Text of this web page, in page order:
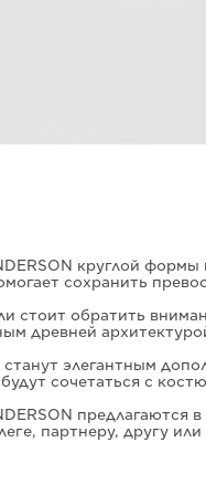
круглой
сохранить
стоит обратить
древней
элегантным
сочетаться с
предлагаются
партнеру, другу